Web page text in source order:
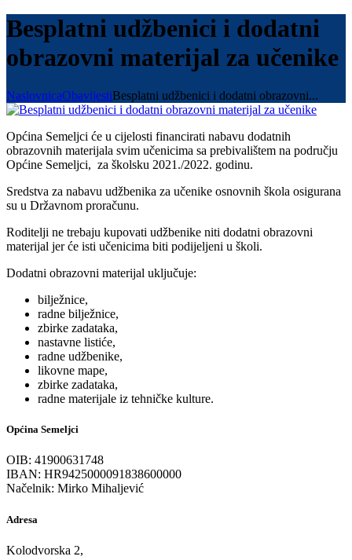
Besplatni udžbenici i dodatni
obrazovni materijal za učenike
NaslovnicaObavijestiBesplatni udžbenici i dodatni obrazovni...
Općina Semeljci će u cijelosti financirati nabavu dodatnih
obrazovnih materijala svim učenicima sa prebivalištem na području
Općine Semeljci, za školsku 2021./2022. godinu.
Sredstva za nabavu udžbenika za učenike osnovnih škola osigurana
su u Državnom proračunu.
Roditelji ne trebaju kupovati udžbenike niti dodatni obrazovni
materijal jer će isti učenicima biti podijeljeni u školi.
Dodatni obrazovni materijal uključuje:
bilježnice,
radne bilježnice,
zbirke zadataka,
nastavne listiće,
radne udžbenike,
likovne mape,
zbirke zadataka,
radne materijale iz tehničke kulture.
Općina Semeljci
OIB: 41900631748
IBAN: HR9425000091838600000
Načelnik: Mirko Mihaljević
Adresa
Kolodvorska 2,